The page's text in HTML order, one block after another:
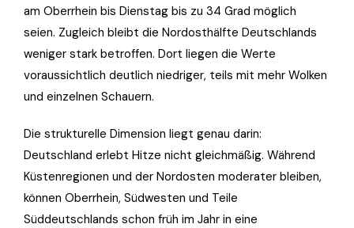
am Oberrhein bis Dienstag bis zu 34 Grad möglich
seien. Zugleich bleibt die Nordosthälfte Deutschlands
weniger stark betroffen. Dort liegen die Werte
voraussichtlich deutlich niedriger, teils mit mehr Wolken
und einzelnen Schauern.
Die strukturelle Dimension liegt genau darin:
Deutschland erlebt Hitze nicht gleichmäßig. Während
Küstenregionen und der Nordosten moderater bleiben,
können Oberrhein, Südwesten und Teile
Süddeutschlands schon früh im Jahr in eine